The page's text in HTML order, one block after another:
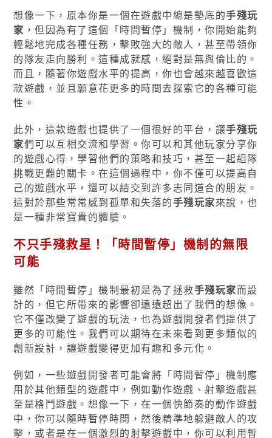
想像一下，原本你是一個在遊戲中總是墊底的手殘玩
家 ，但因為有了這個「時間暫停」機制，你開始能夠
輕鬆地完成各種任務，擊敗強大的敵人，甚至帶領你
的隊友走向勝利。這種成就感，絕對是無與倫比的。
而且，隨著你遊戲水平的提高，你也會越來越喜歡這
款遊戲，並且願意花更多的時間去探索它的各種可能
性。
此外，這款遊戲也提供了一個很好的平台，讓手殘玩
家們可以互相交流和學習。你可以和其他玩家分享你
的遊戲心得，學習他們的策略和技巧，甚至一起組隊
挑戰更難的關卡。在這個過程中，你不僅可以提高自
己的遊戲水平，還可以結交到許多志同道合的朋友。
這對於那些常常感到孤單和失落的手殘玩家來說，也
是一種非常寶貴的體驗。
不只手殘救星！「時間暫停」機制的無限
可能
雖然「時間暫停」機制最初是為了拯救手殘玩家而設
計的，但它所帶來的影響卻遠遠超出了我們的想像。
它不僅改變了遊戲的玩法，也為遊戲開發者們提供了
更多的可能性。我們可以期待在未來看到更多類似的
創新設計，讓遊戲變得更加有趣和多元化。
例如，一些遊戲開發者可能會將「時間暫停」機制應
用於其他類型的遊戲中，例如動作遊戲、射擊遊戲甚
至是格鬥遊戲。想像一下，在一個快節奏的動作遊戲
中，你可以隨時暫停時間，然後精準地躲避敵人的攻
擊，或者是在一個激烈的射擊遊戲中，你可以利用暫